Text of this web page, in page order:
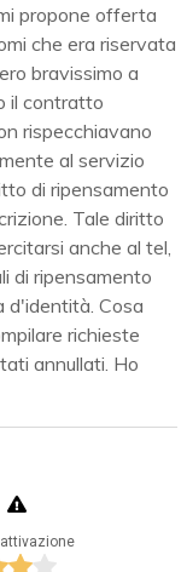
propone offerta
che era riservata
bravissimo a
il contratto
rispecchiavano
al servizio
di ripensamento
Tale diritto
anche al tel,
di ripensamento
d'identità. Cosa
richieste
annullati. Ho